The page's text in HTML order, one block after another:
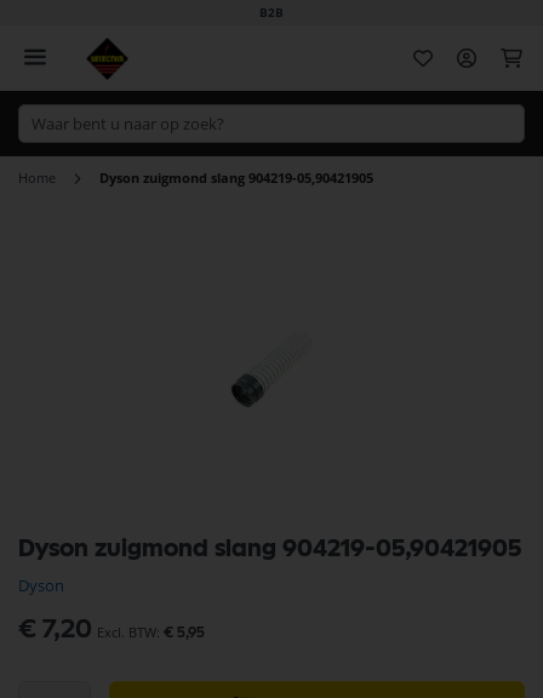
B2B
Home Dyson zuigmond slang 904219-05,90421905
Dyson zuigmond slang 904219-05,90421905
Dyson
€ 7,20 € 5,95
naar
het
begin
van
de